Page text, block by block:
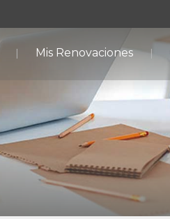
Mis Renovaciones